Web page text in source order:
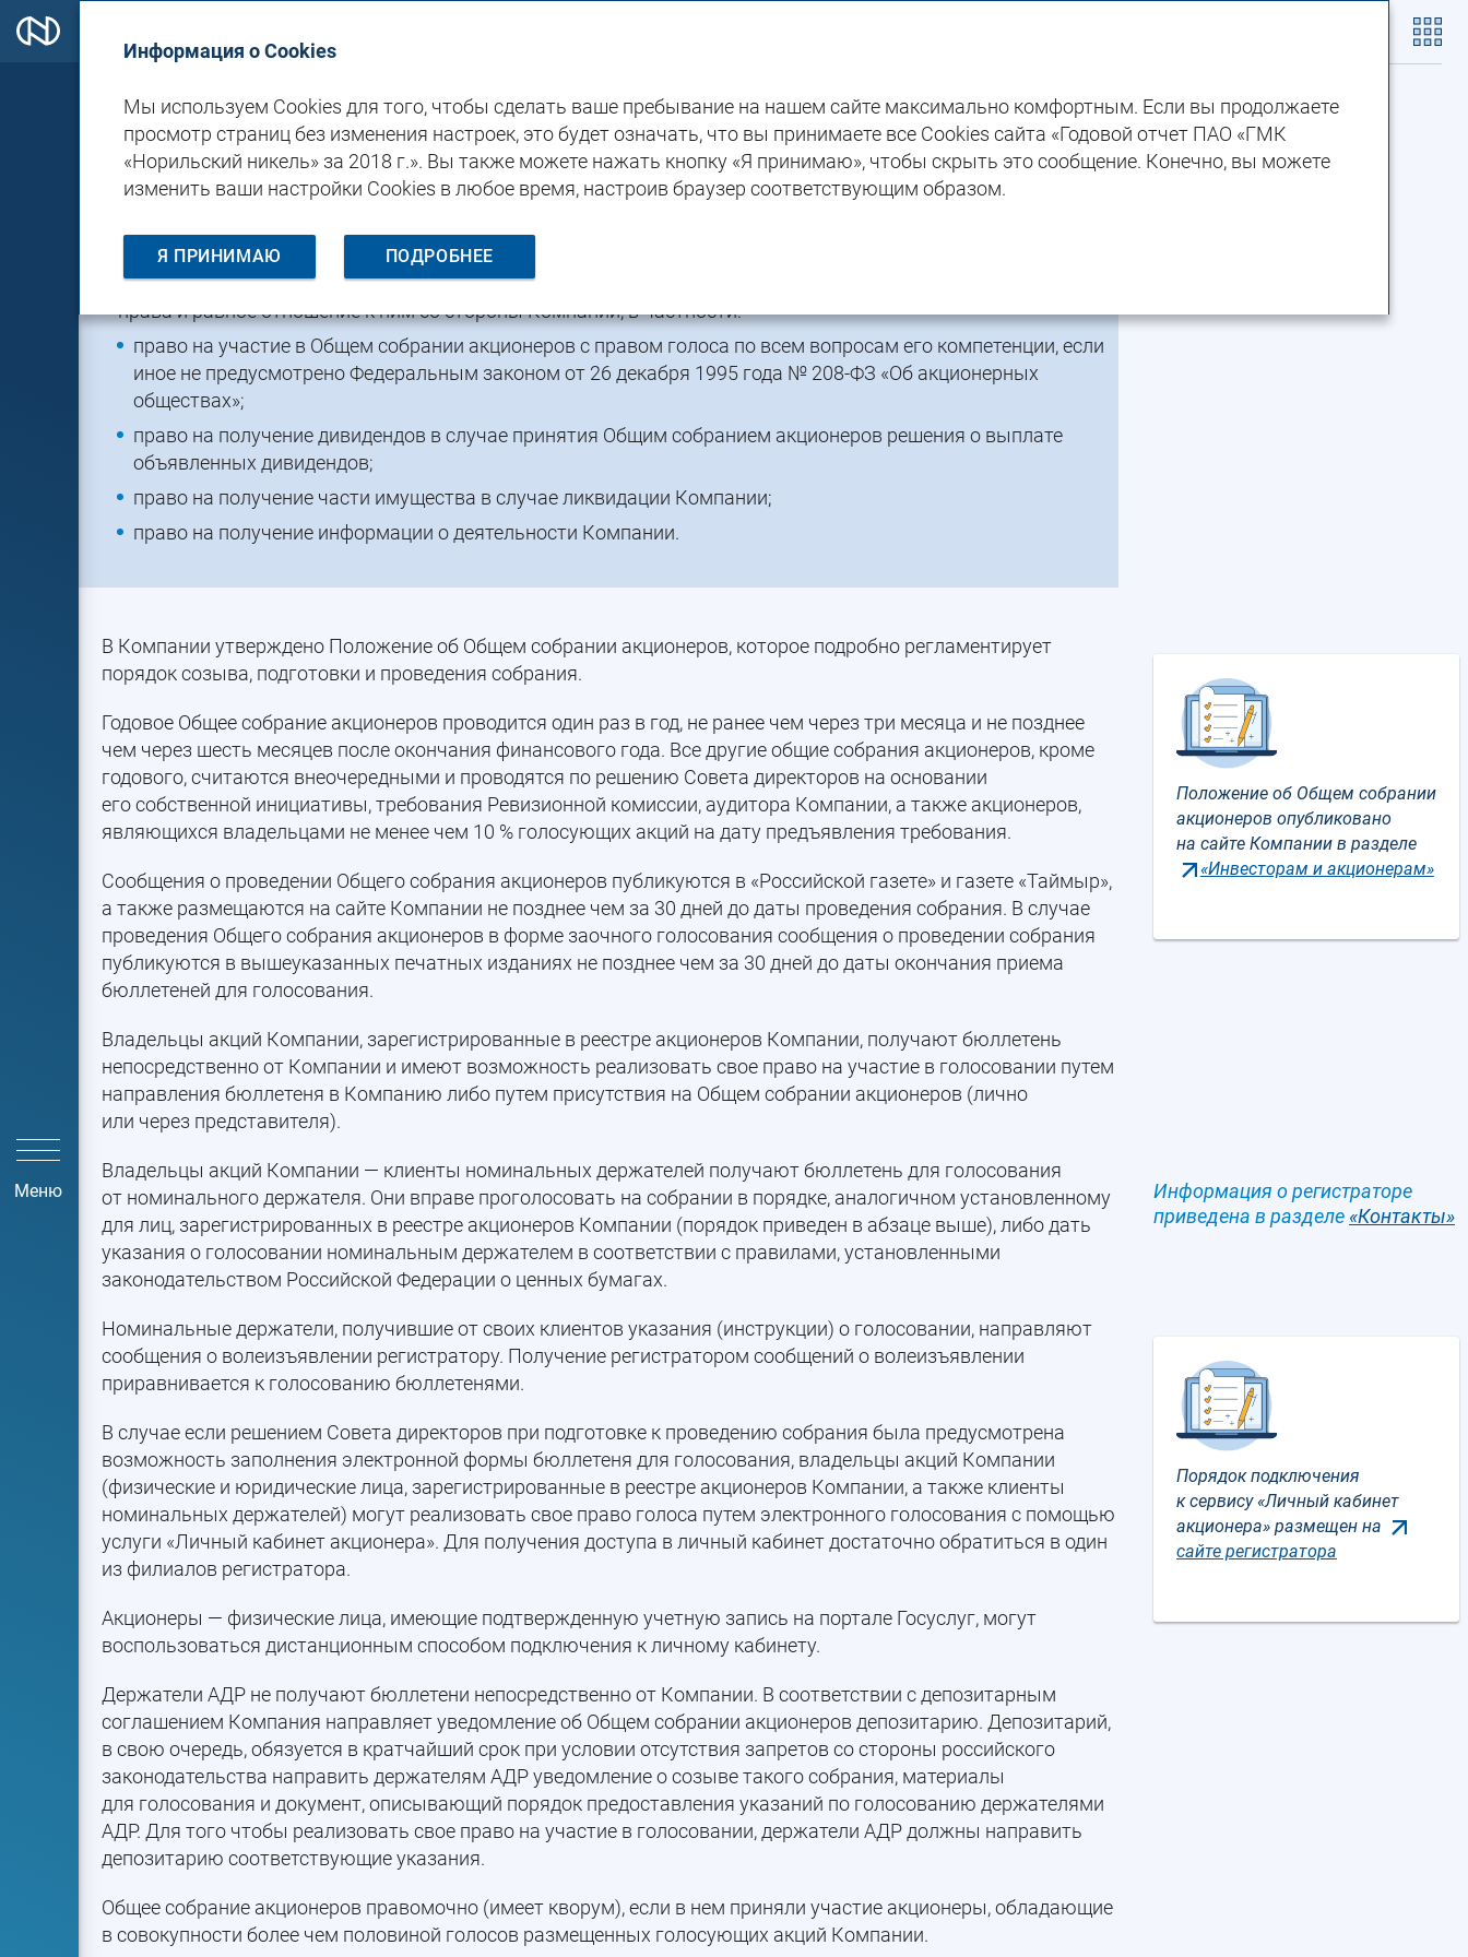
Меню
Взаимодействие с инвесторами Права акционеров
ПРАВА АКЦИОНЕРОВ
Всем акционерам Компании, включая миноритарных и институциональных, предоставляются равные
права и равное отношение к ним со стороны Компании, в частности:
право на участие в Общем собрании акционеров с правом голоса по всем вопросам его компетенции, если
иное не предусмотрено Федеральным законом от 26 декабря 1995 года № 208-ФЗ «Об акционерных
обществах»;
право на получение дивидендов в случае принятия Общим собранием акционеров решения о выплате
объявленных дивидендов;
право на получение части имущества в случае ликвидации Компании;
право на получение информации о деятельности Компании.
Положение об Общем собрании
акционеров опубликовано
на сайте Компании в разделе
«Инвесторам и акционерам»
В Компании утверждено Положение об Общем собрании акционеров, которое подробно регламентирует
порядок созыва, подготовки и проведения собрания.
Годовое Общее собрание акционеров проводится один раз в год, не ранее чем через три месяца и не позднее
чем через шесть месяцев после окончания финансового года. Все другие общие собрания акционеров, кроме
годового, считаются внеочередными и проводятся по решению Совета директоров на основании
его собственной инициативы, требования Ревизионной комиссии, аудитора Компании, а также акционеров,
являющихся владельцами не менее чем 10 % голосующих акций на дату предъявления требования.
Сообщения о проведении Общего собрания акционеров публикуются в «Российской газете» и газете «Таймыр»,
а также размещаются на сайте Компании не позднее чем за 30 дней до даты проведения собрания. В случае
проведения Общего собрания акционеров в форме заочного голосования сообщения о проведении собрания
публикуются в вышеуказанных печатных изданиях не позднее чем за 30 дней до даты окончания приема
бюллетеней для голосования.
Владельцы акций Компании, зарегистрированные в реестре акционеров Компании, получают бюллетень
непосредственно от Компании и имеют возможность реализовать свое право на участие в голосовании путем
направления бюллетеня в Компанию либо путем присутствия на Общем собрании акционеров (лично
или через представителя).
Информация о регистраторе
приведена в разделе «Контакты»
Владельцы акций Компании — клиенты номинальных держателей получают бюллетень для голосования
от номинального держателя. Они вправе проголосовать на собрании в порядке, аналогичном установленному
для лиц, зарегистрированных в реестре акционеров Компании (порядок приведен в абзаце выше), либо дать
указания о голосовании номинальным держателем в соответствии с правилами, установленными
законодательством Российской Федерации о ценных бумагах.
Порядок подключения
к сервису «Личный кабинет
акционера» размещен на
сайте регистратора
Номинальные держатели, получившие от своих клиентов указания (инструкции) о голосовании, направляют
сообщения о волеизъявлении регистратору. Получение регистратором сообщений о волеизъявлении
приравнивается к голосованию бюллетенями.
В случае если решением Совета директоров при подготовке к проведению собрания была предусмотрена
возможность заполнения электронной формы бюллетеня для голосования, владельцы акций Компании
(физические и юридические лица, зарегистрированные в реестре акционеров Компании, а также клиенты
номинальных держателей) могут реализовать свое право голоса путем электронного голосования с помощью
услуги «Личный кабинет акционера». Для получения доступа в личный кабинет достаточно обратиться в один
из филиалов регистратора.
Акционеры — физические лица, имеющие подтвержденную учетную запись на портале Госуслуг, могут
воспользоваться дистанционным способом подключения к личному кабинету.
Держатели АДР не получают бюллетени непосредственно от Компании. В соответствии с депозитарным
соглашением Компания направляет уведомление об Общем собрании акционеров депозитарию. Депозитарий,
в свою очередь, обязуется в кратчайший срок при условии отсутствия запретов со стороны российского
законодательства направить держателям АДР уведомление о созыве такого собрания, материалы
для голосования и документ, описывающий порядок предоставления указаний по голосованию держателями
АДР. Для того чтобы реализовать свое право на участие в голосовании, держатели АДР должны направить
депозитарию соответствующие указания.
Общее собрание акционеров правомочно (имеет кворум), если в нем приняли участие акционеры, обладающие
в совокупности более чем половиной голосов размещенных голосующих акций Компании.
Информация о Cookies
Мы используем Cookies для того, чтобы сделать ваше пребывание на нашем сайте максимально комфортным. Если вы продолжаете
просмотр страниц без изменения настроек, это будет означать, что вы принимаете все Cookies сайта «Годовой отчет ПАО «ГМК
«Норильский никель» за 2018 г.». Вы также можете нажать кнопку «Я принимаю», чтобы скрыть это сообщение. Конечно, вы можете
изменить ваши настройки Cookies в любое время, настроив браузер соответствующим образом.
Я ПРИНИМАЮ ПОДРОБНЕЕ